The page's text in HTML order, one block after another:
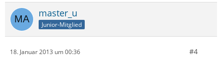
master_u
Junior-Mitglied
18. Januar 2013 um 00:36 #4